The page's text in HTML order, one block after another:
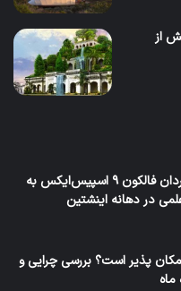
600 سال پیش از
برخورد موشک سرگردان فالکون ۹ اسپیس‌ایکس به
در دهانه اینشتین
پذیر است؟ بررسی چرایی و